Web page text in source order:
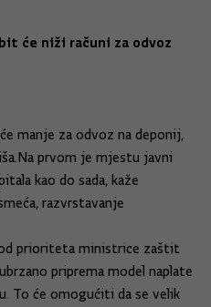
će niži računi za odvoz
manje za odvoz na deponij,
prvom je mjestu javni
kao do sada, kaže
razvrstavanje
prioriteta ministrice zaštit
priprema model naplate
To će omogućiti da se velik